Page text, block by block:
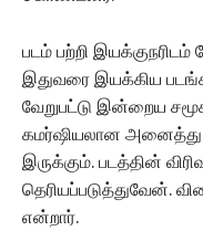
படம் பற்றி இயக்குநரிடம்
இதுவரை இயக்கிய
வேறுபட்டு இன்றைய
கமர்ஷியலான அனைத்து
இருக்கும். படத்தின்
தெரியப்படுத்துவேன்.
என்றார்.